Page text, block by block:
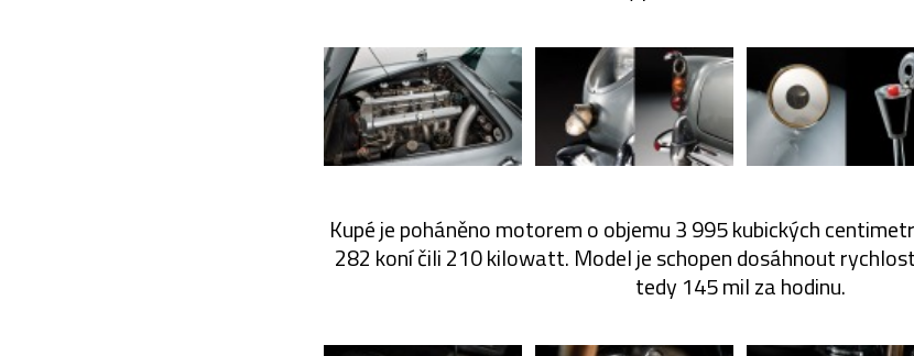
Kupé je poháněno motorem o objemu 3 995 kubických
282 koní čili 210 kilowatt. Model je schopen dosáhnout
tedy 145 mil za hodinu.